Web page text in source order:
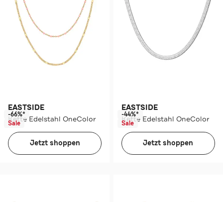
EASTSIDE
Kette Edelstahl OneColor
-66%*
Sale
Jetzt shoppen
EASTSIDE
Kette Edelstahl OneColor
-44%*
Sale
Jetzt shoppen